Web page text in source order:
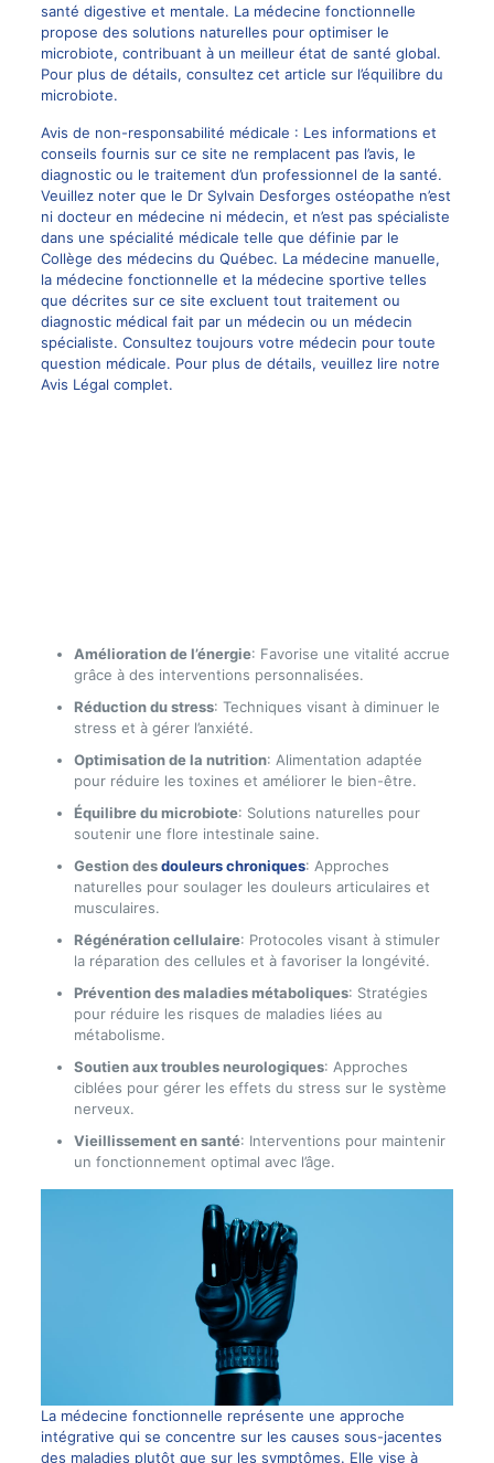
santé digestive et mentale. La médecine fonctionnelle
propose des solutions naturelles pour optimiser le
microbiote, contribuant à un meilleur état de santé global.
Pour plus de détails, consultez cet article sur l’équilibre du
microbiote.
Avis de non-responsabilité médicale : Les informations et
conseils fournis sur ce site ne remplacent pas l’avis, le
diagnostic ou le traitement d’un professionnel de la santé.
Veuillez noter que le Dr Sylvain Desforges ostéopathe n’est
ni docteur en médecine ni médecin, et n’est pas spécialiste
dans une spécialité médicale telle que définie par le
Collège des médecins du Québec. La médecine manuelle,
la médecine fonctionnelle et la médecine sportive telles
que décrites sur ce site excluent tout traitement ou
diagnostic médical fait par un médecin ou un médecin
spécialiste. Consultez toujours votre médecin pour toute
question médicale. Pour plus de détails, veuillez lire notre
Avis Légal complet.
Amélioration de l’énergie: Favorise une vitalité accrue
grâce à des interventions personnalisées.
Réduction du stress: Techniques visant à diminuer le
stress et à gérer l’anxiété.
Optimisation de la nutrition: Alimentation adaptée
pour réduire les toxines et améliorer le bien-être.
Équilibre du microbiote: Solutions naturelles pour
soutenir une flore intestinale saine.
Gestion desdouleurs chroniques: Approches
naturelles pour soulager les douleurs articulaires et
musculaires.
Régénération cellulaire: Protocoles visant à stimuler
la réparation des cellules et à favoriser la longévité.
Prévention des maladies métaboliques: Stratégies
pour réduire les risques de maladies liées au
métabolisme.
Soutien aux troubles neurologiques: Approches
ciblées pour gérer les effets du stress sur le système
nerveux.
Vieillissement en santé: Interventions pour maintenir
un fonctionnement optimal avec l’âge.
La médecine fonctionnelle représente une approche
intégrative qui se concentre sur les causes sous-jacentes
des maladies plutôt que sur les symptômes. Elle vise à